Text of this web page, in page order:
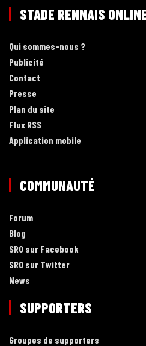
STADE RENNAIS
Qui sommes-nous ?
Publicité
Contact
Presse
Plan du site
Flux RSS
Application mobile
COMMUNAUTÉ
Forum
Blog
SRO sur Facebook
SRO sur Twitter
News
SUPPORTERS
Groupes de supporters